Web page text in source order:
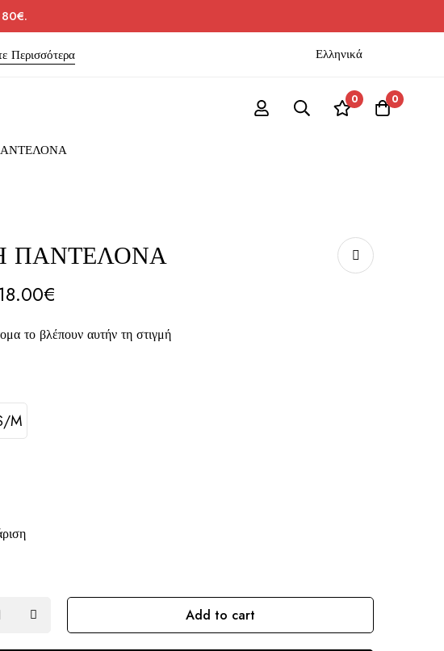
80€.
Περισσότερα Ελληνικά
0 0
ΠΑΝΤΕΛΟΝΑ
€
το βλέπουν αυτήν τη στιγμή
M
Add to cart